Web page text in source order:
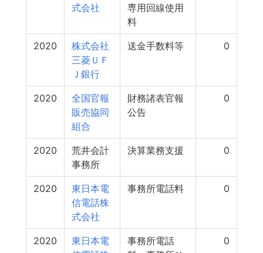
式会社
専用回線使用
料
2020
株式会社
三菱ＵＦ
Ｊ銀行
送金手数料等 0
2020
全国官報
販売協同
組合
財務諸表官報
公告
0
2020
荒井会計
事務所
決算業務支援 0
2020
東日本電
信電話株
式会社
事務所電話料 0
2020
東日本電
事務所電話
0